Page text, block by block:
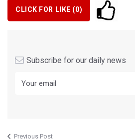
CLICK FOR LIKE (0)
Subscribe for our daily news
Previous Post